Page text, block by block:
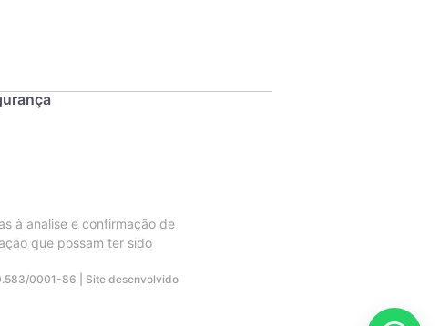
à analise e confirmação de
que possam ter sido
0001-86 | Site desenvolvido